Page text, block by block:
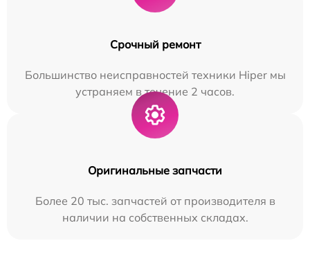
Срочный ремонт
Большинство неисправностей техники Hiper мы
устраняем в течение 2 часов.
Оригинальные запчасти
Более 20 тыс. запчастей от производителя в
наличии на собственных складах.